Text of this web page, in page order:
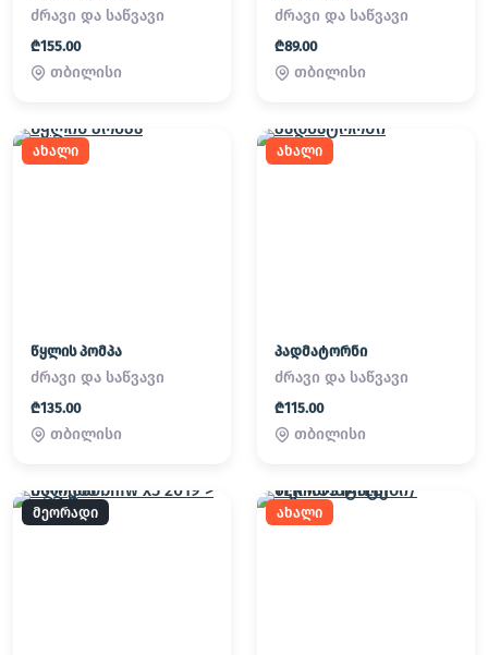
ძრავი და საწვავი
₾155.00
თბილისი
ძრავი და საწვავი
₾89.00
თბილისი
ახალი
წყლის პომპა
ძრავი და საწვავი
₾135.00
თბილისი
ახალი
პადმატორნი
ძრავი და საწვავი
₾115.00
თბილისი
მეორადი ახალი